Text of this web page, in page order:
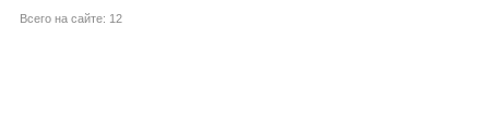
Всего на сайте: 12